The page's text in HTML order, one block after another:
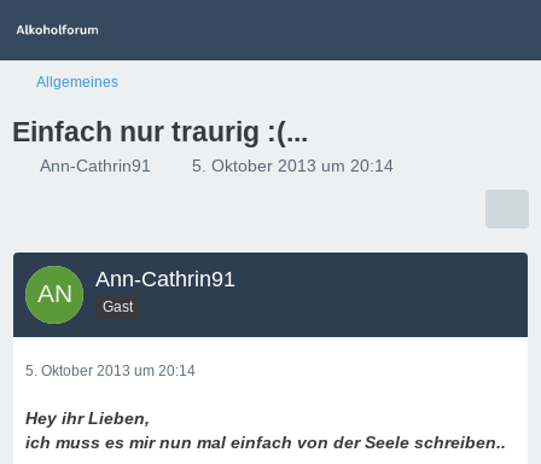
Allgemeines
Einfach nur traurig :(...
Ann-Cathrin91 5. Oktober 2013 um 20:14
Ann-Cathrin91
Gast
5. Oktober 2013 um 20:14
Hey ihr Lieben,
ich muss es mir nun mal einfach von der Seele schreiben..